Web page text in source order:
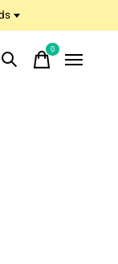
0items